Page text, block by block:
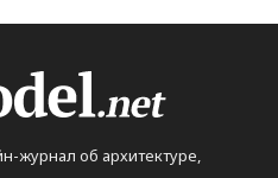
журнал об архитектуре,